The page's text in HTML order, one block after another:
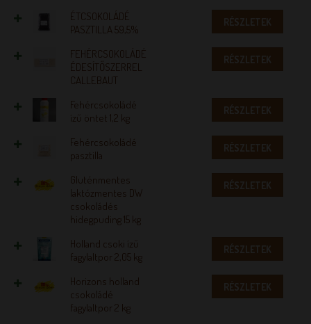
ÉTCSOKOLÁDÉ
PASZTILLA 59,5%
RÉSZLETEK
FEHÉRCSOKOLÁDÉ
ÉDESÍTŐSZERREL
CALLEBAUT
RÉSZLETEK
Fehércsokoládé
ízű öntet 1,2 kg
RÉSZLETEK
Fehércsokoládé
pasztilla
RÉSZLETEK
Gluténmentes
laktózmentes DW
csokoládés
hidegpuding 15 kg
RÉSZLETEK
Holland csoki ízű
fagylaltpor 2,05 kg
RÉSZLETEK
Horizons holland
csokoládé
fagylaltpor 2 kg
RÉSZLETEK